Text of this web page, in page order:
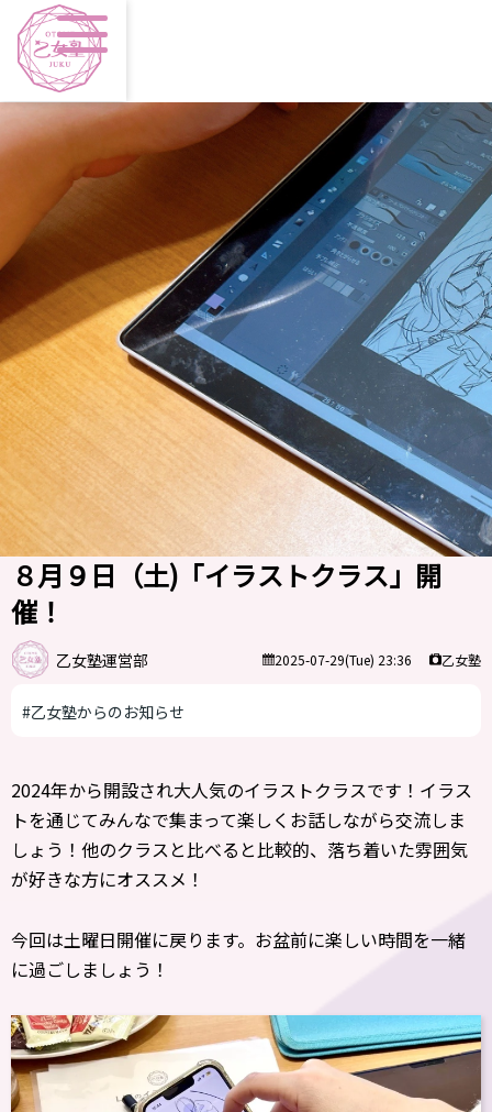
８月９日（土)「イラストクラス」開
催！
乙女塾運営部 2025-07-29(Tue) 23:36 乙女塾
#乙女塾からのお知らせ
2024年から開設され大人気のイラストクラスです！イラス
トを通じてみんなで集まって楽しくお話しながら交流しま
しょう！他のクラスと比べると比較的、落ち着いた雰囲気
が好きな方にオススメ！
今回は土曜日開催に戻ります。お盆前に楽しい時間を一緒
に過ごしましょう！